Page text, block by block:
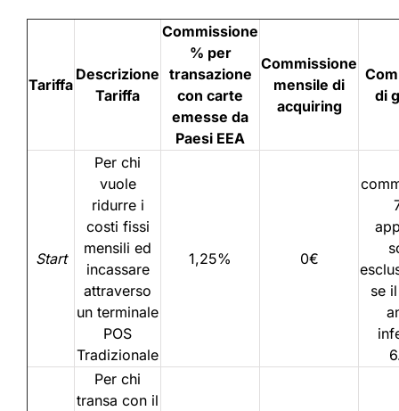
Tariffa
Descrizione
Tariffa
Commissione
% per
transazione
con carte
emesse da
Paesi EEA
Commissione
mensile di
acquiring
di
Start
Per chi
vuole
ridurre i
costi fissi
mensili ed
incassare
attraverso
un terminale
POS
Tradizionale
1,25% 0€
se
Per chi
transa con il